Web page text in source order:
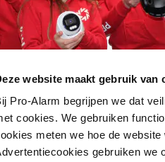
website maakt gebruik van
Pro-Alarm begrijpen we dat
cookies. We gebruiken
meten we hoe de
gebruiken we
korting op je
direct in voor onze nieuwsbrief